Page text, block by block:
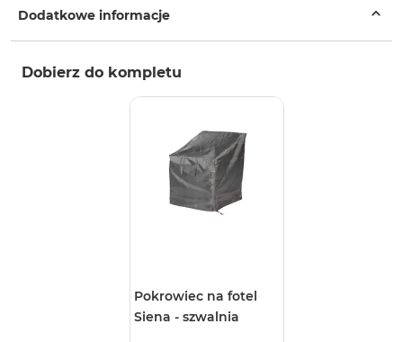
Dodatkowe informacje
Dobierz do kompletu
Pokrowiec na fotel
Siena - szwalnia